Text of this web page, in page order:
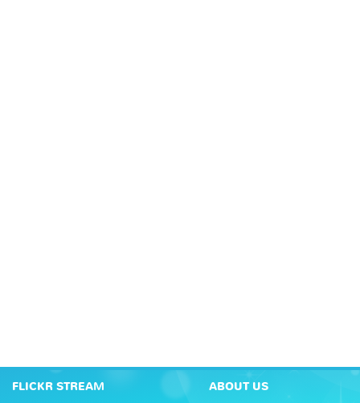
FLICKR STREAM ABOUT US